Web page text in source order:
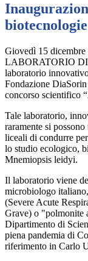
biotecnologie
Giovedì 15
LABORATORIO DI
laboratorio
Fondazione
concorso scientifico “
Tale laboratorio,
raramente si
liceali di condurre
lo studio ecologico,
Mnemiopsis leidyi.
Il laboratorio viene
microbiologo
(Severe Acute
Grave) o "polmonite
Dipartimento di
piena pandemia di
riferimento in Carlo